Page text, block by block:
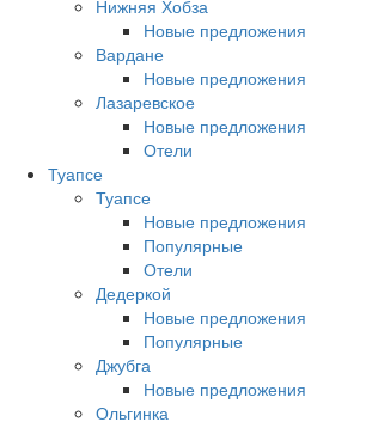
Нижняя Хобза
Новые предложения
Вардане
Новые предложения
Лазаревское
Новые предложения
Отели
Туапсе
Туапсе
Новые предложения
Популярные
Отели
Дедеркой
Новые предложения
Популярные
Джубга
Новые предложения
Ольгинка